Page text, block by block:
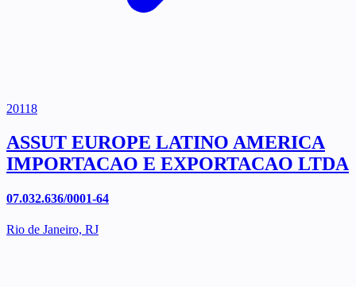
20118
ASSUT EUROPE LATINO AMERICA
IMPORTACAO E EXPORTACAO LTDA
07.032.636/0001-64
Rio de Janeiro, RJ